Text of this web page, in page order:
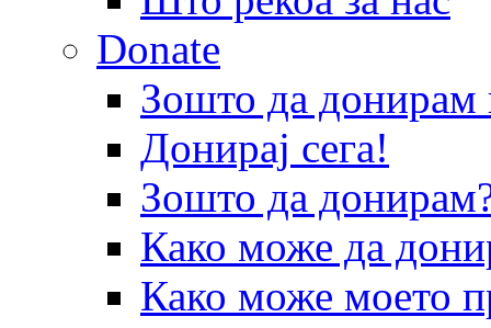
Donate
Зошто да
Донирај сега!
Зошто да
Како може да
Како може моето